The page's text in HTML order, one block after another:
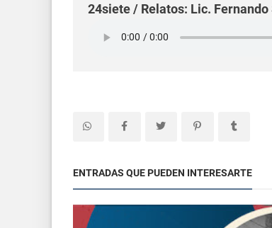
24siete / Relatos: Lic. Fernando
ENTRADAS QUE PUEDEN INTERESARTE